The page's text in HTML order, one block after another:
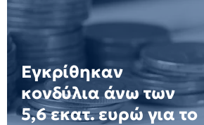
Εγκρίθηκαν
κονδύλια άνω των
5,6 εκατ. ευρώ για το